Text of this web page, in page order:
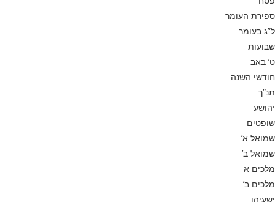
ספירת העומר
ל”ג בעומר
שבועות
ט’ באב
חודשי השנה
תנ”ך
יהושע
שופטים
שמואל א’
שמואל ב’
מלכים א
מלכים ב’
ישעיהו